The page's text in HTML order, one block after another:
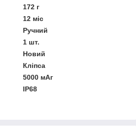
172 г
12 міс
Ручний
1 шт.
Новий
Кліпса
5000 мАг
IP68